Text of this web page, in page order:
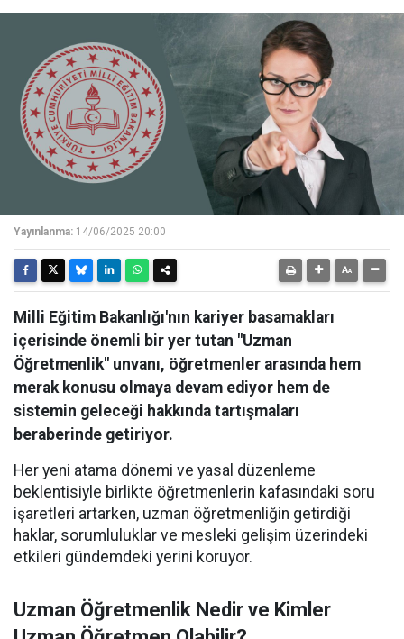
Yayınlanma: 14/06/2025 20:00
Milli Eğitim Bakanlığı'nın kariyer basamakları
içerisinde önemli bir yer tutan "Uzman
Öğretmenlik" unvanı, öğretmenler arasında hem
merak konusu olmaya devam ediyor hem de
sistemin geleceği hakkında tartışmaları
beraberinde getiriyor.
Her yeni atama dönemi ve yasal düzenleme
beklentisiyle birlikte öğretmenlerin kafasındaki soru
işaretleri artarken, uzman öğretmenliğin getirdiği
haklar, sorumluluklar ve mesleki gelişim üzerindeki
etkileri gündemdeki yerini koruyor.
Uzman Öğretmenlik Nedir ve Kimler